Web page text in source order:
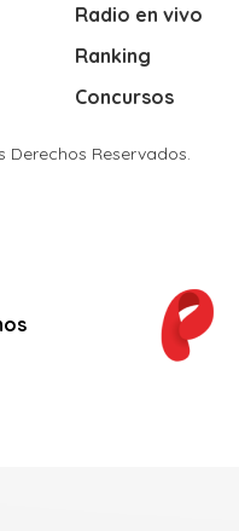
Radio en vivo
Ranking
Concursos
Derechos Reservados.